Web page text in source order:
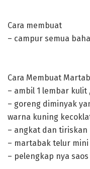
Cara membuat
– campur semua
Cara Membuat
– ambil 1 lembar
– goreng diminyak
warna kuning
– angkat dan tiriskan
– martabak telur
– pelengkap nya